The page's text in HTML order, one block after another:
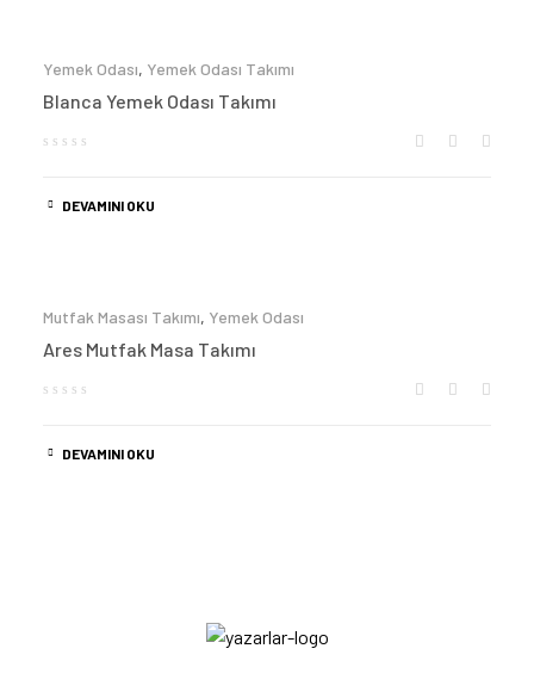
Yemek Odası, Yemek Odası Takımı
Blanca Yemek Odası Takımı
DEVAMINI OKU
Mutfak Masası Takımı, Yemek Odası
Ares Mutfak Masa Takımı
DEVAMINI OKU